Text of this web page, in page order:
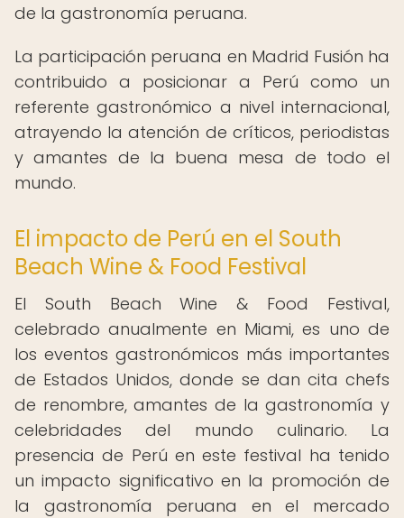
de la gastronomía peruana.
La participación peruana en Madrid Fusión ha
contribuido a posicionar a Perú como un
referente gastronómico a nivel internacional,
atrayendo la atención de críticos, periodistas
y amantes de la buena mesa de todo el
mundo.
El impacto de Perú en el South
Beach Wine & Food Festival
El South Beach Wine & Food Festival,
celebrado anualmente en Miami, es uno de
los eventos gastronómicos más importantes
de Estados Unidos, donde se dan cita chefs
de renombre, amantes de la gastronomía y
celebridades del mundo culinario. La
presencia de Perú en este festival ha tenido
un impacto significativo en la promoción de
la gastronomía peruana en el mercado